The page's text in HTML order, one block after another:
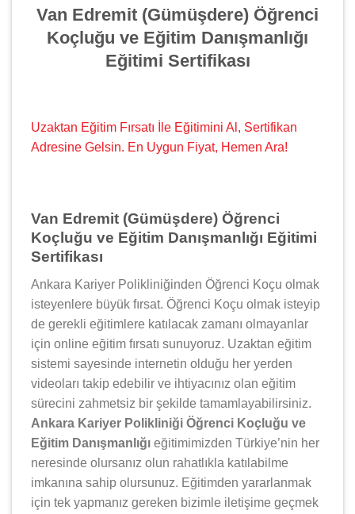
Van Edremit (Gümüşdere) Öğrenci
Koçluğu ve Eğitim Danışmanlığı
Eğitimi Sertifikası
Uzaktan Eğitim Fırsatı İle Eğitimini Al, Sertifikan
Adresine Gelsin. En Uygun Fiyat, Hemen Ara!
Van Edremit (Gümüşdere) Öğrenci
Koçluğu ve Eğitim Danışmanlığı Eğitimi
Sertifikası
Ankara Kariyer Polikliniğinden Öğrenci Koçu olmak
isteyenlere büyük fırsat. Öğrenci Koçu olmak isteyip
de gerekli eğitimlere katılacak zamanı olmayanlar
için online eğitim fırsatı sunuyoruz. Uzaktan eğitim
sistemi sayesinde internetin olduğu her yerden
videoları takip edebilir ve ihtiyacınız olan eğitim
sürecini zahmetsiz bir şekilde tamamlayabilirsiniz.
Ankara Kariyer Polikliniği Öğrenci Koçluğu ve
Eğitim Danışmanlığı eğitimimizden Türkiye’nin her
neresinde olursanız olun rahatlıkla katılabilme
imkanına sahip olursunuz. Eğitimden yararlanmak
için tek yapmanız gereken bizimle iletişime geçmek